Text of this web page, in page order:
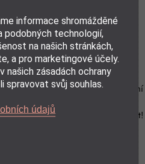
okamžitě
na Vašem obličeji tak, že
Při pravidelné masáži jsou
ke změkčení výrazu, zjemnění
vzhledu obličeje.
a Vaše pleť bude opět znovu zářit!
informace shromážděné
technologií,
na našich stránkách,
a pro marketingové účely.
našich zásadách ochrany
spravovat svůj souhlas.
údajů